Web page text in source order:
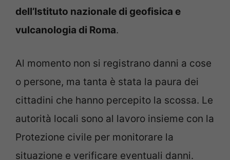
dell’Istituto nazionale di geofisica e
vulcanologia di Roma.
Al momento non si registrano danni a cose
o persone, ma tanta è stata la paura dei
cittadini che hanno percepito la scossa. Le
autorità locali sono al lavoro insieme con la
Protezione civile per monitorare la
situazione e verificare eventuali danni.